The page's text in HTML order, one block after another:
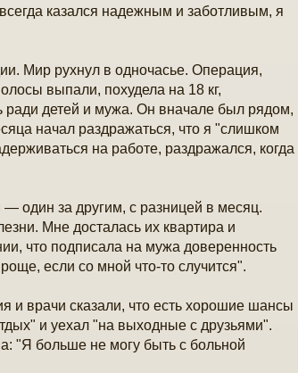
казался надежным и заботливым, я
Мир рухнул в одночасье. Операция,
выпали, похудела на 18 кг,
ради детей и мужа. Он вначале был рядом,
начал раздражаться, что я "слишком
на работе, раздражался, когда
один за другим, с разницей в месяц.
Мне досталась их квартира и
что подписала на мужа доверенность
если со мной что-то случится".
и врачи сказали, что есть хорошие шансы
и уехал "на выходные с друзьями".
"Я больше не могу быть с больной